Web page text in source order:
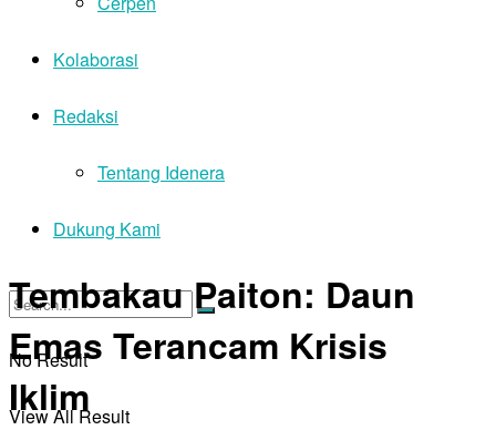
Kolaborasi
Redaksi
Tentang Idenera
Dukung Kami
No Result
View All Result
Tembakau Paiton: Daun
Emas Terancam Krisis
Iklim